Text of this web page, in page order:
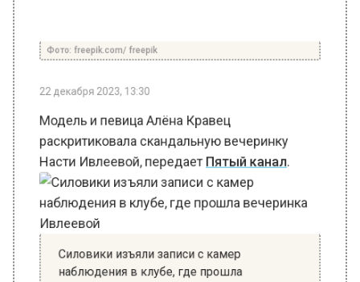
22 декабря 2023, 13:30
Модель и певица Алёна Кравец
Насти Ивлеевой, передает
наблюдения в клубе, где прошла
вечеринка Ивлеевой